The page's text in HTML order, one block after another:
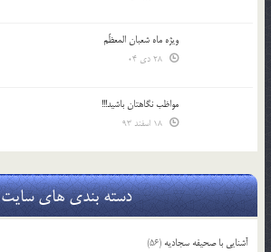
ویژه ماه شعبان المعظّم
مواظب نگاهتان باشید!!!
دسته بندی های سایت
آشنایی با صحیفه سجادیه (56)